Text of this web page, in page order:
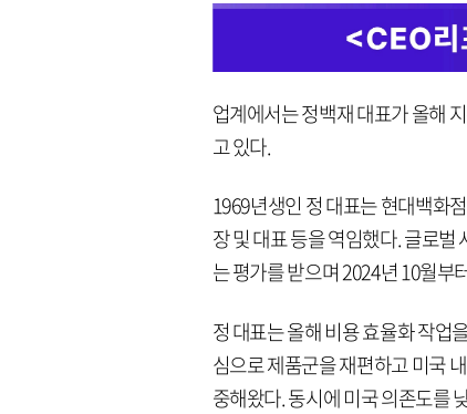
업계에서는 정백재 대표가 올해
고 있다.
1969년생인 정 대표는 현대백화
장 및 대표 등을 역임했다. 글로
는 평가를 받으며 2024년 10월부
정 대표는 올해 비용 효율화 작업
심으로 제품군을 재편하고 미국
중해왔다. 동시에 미국 의존도를